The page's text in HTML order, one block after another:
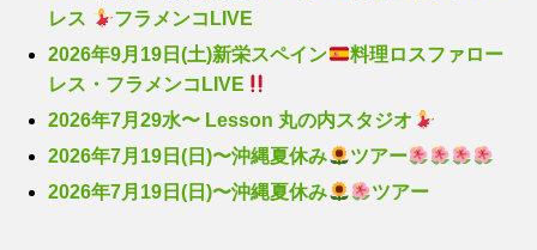
レス
フラメンコLIVE
2026年9月19日(土)新栄スペイン
料理ロスファロー
レス・フラメンコLIVE
2026年7月29水〜 Lesson 丸の内スタジオ
2026年7月19日(日)〜沖縄夏休み
ツアー
2026年7月19日(日)〜沖縄夏休み
ツアー